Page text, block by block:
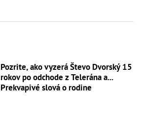
Pozrite, ako vyzerá Števo Dvorský 15
rokov po odchode z Telerána a...
Prekvapivé slová o rodine